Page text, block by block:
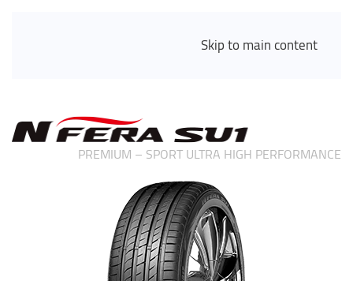
Skip to main content
PREMIUM – SPORT ULTRA HIGH PERFORMANCE